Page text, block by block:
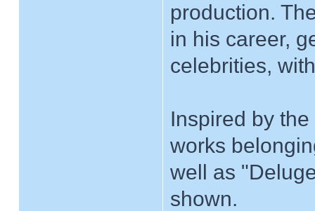
production.
in his career,
celebrities,
Inspired by
works
well as
shown.